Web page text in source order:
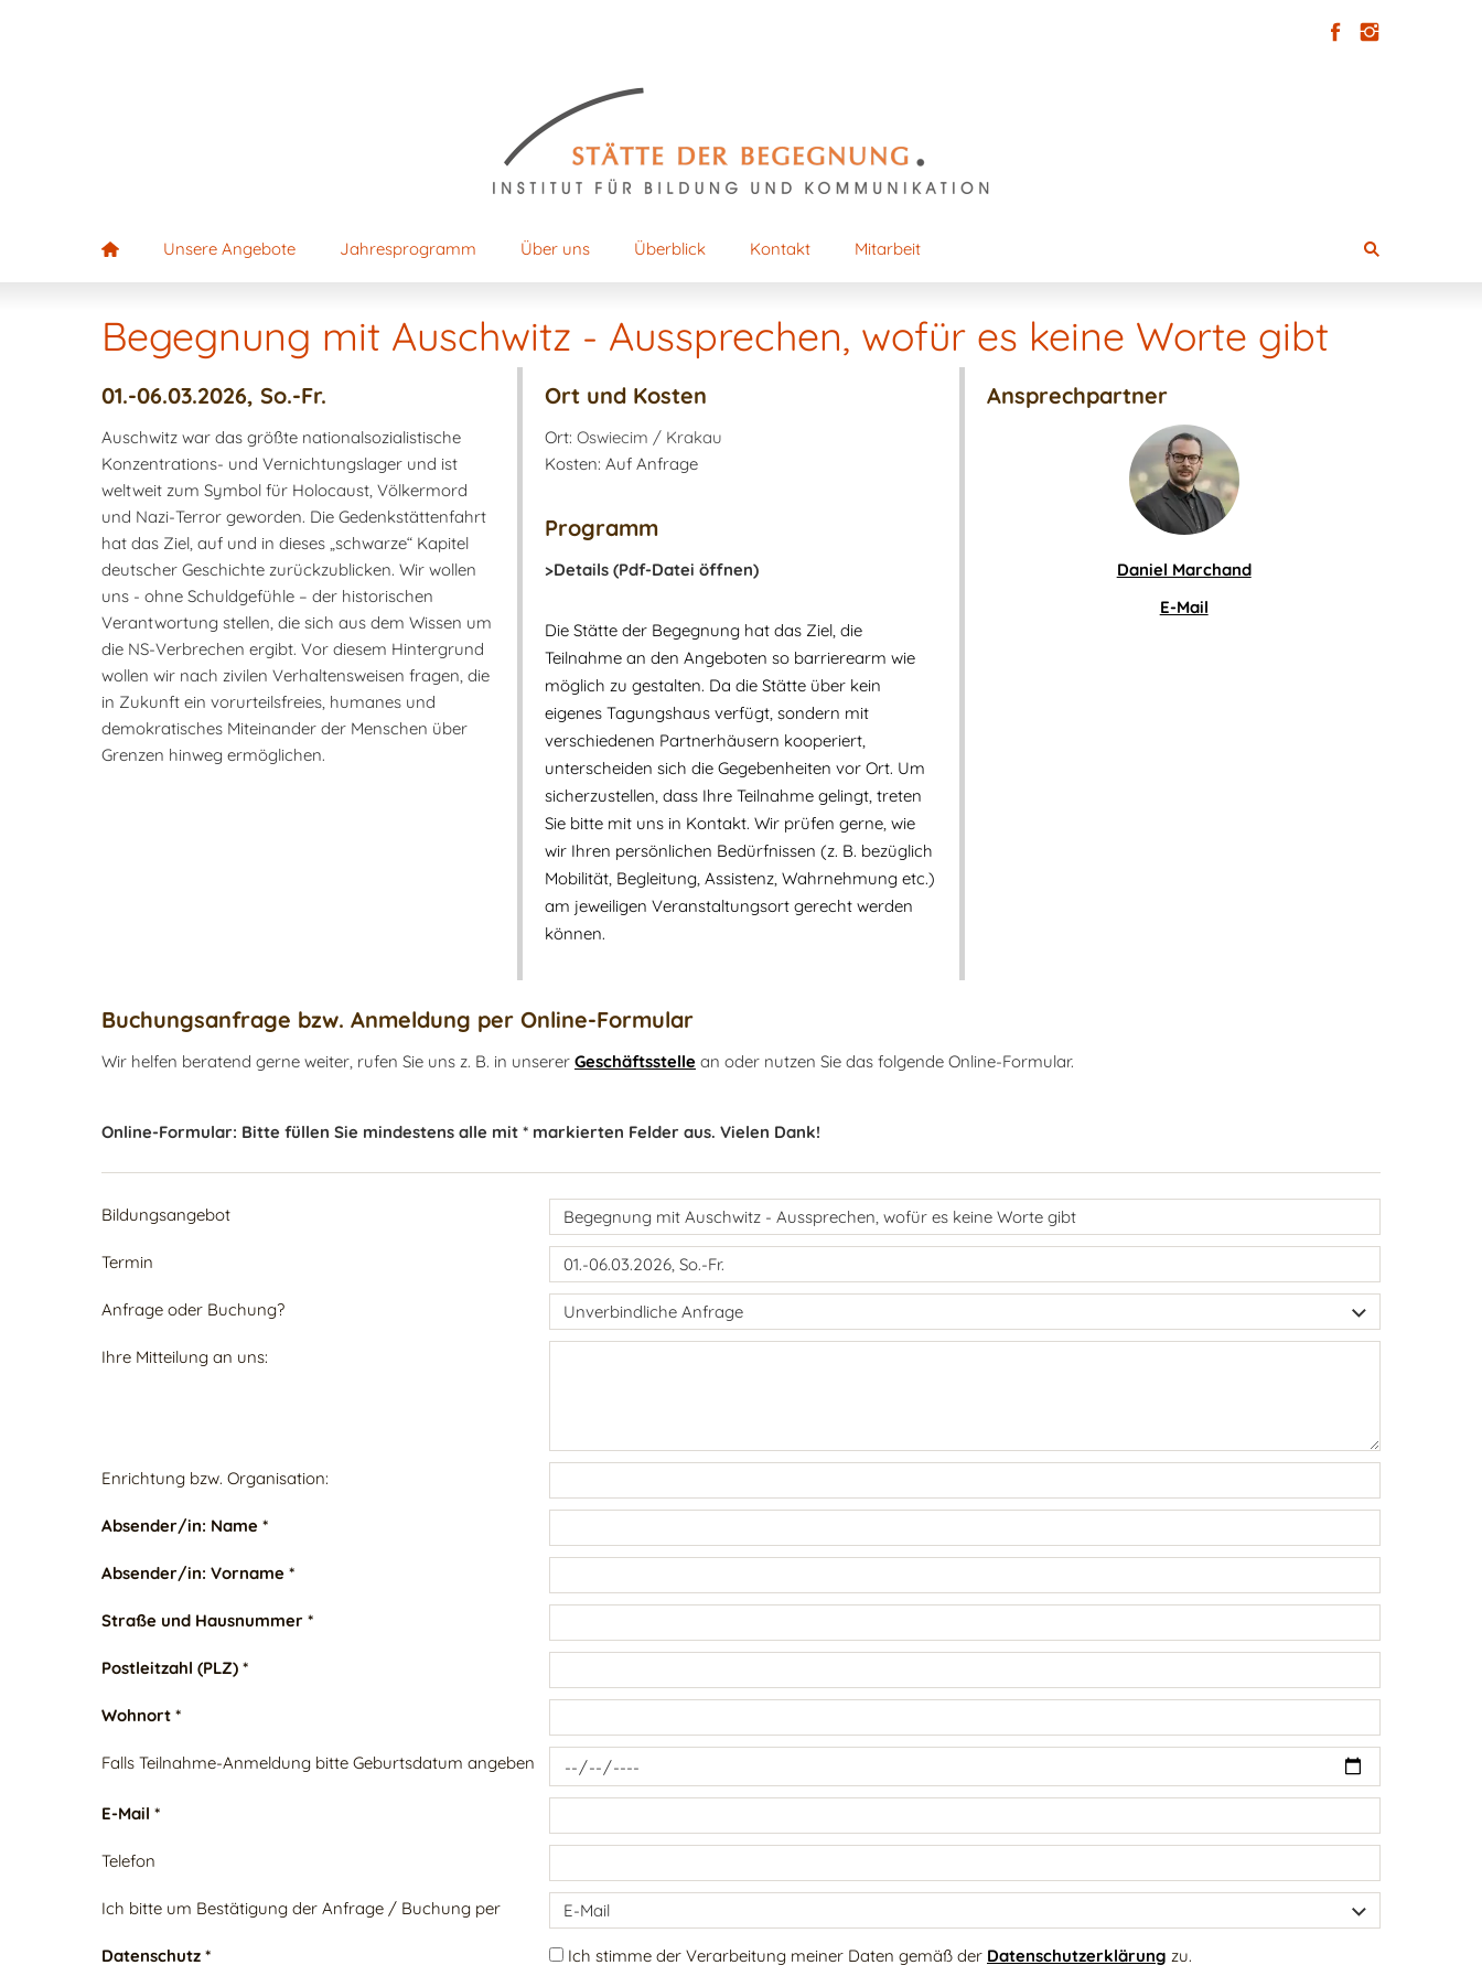
Unsere Angebote Jahresprogramm Über uns Überblick Kontakt Mitarbeit
Begegnung mit Auschwitz - Aussprechen, wofür es keine Worte gibt
01.-06.03.2026, So.-Fr.
Auschwitz war das größte nationalsozialistische
Konzentrations- und Vernichtungslager und ist
weltweit zum Symbol für Holocaust, Völkermord
und Nazi-Terror geworden. Die Gedenkstättenfahrt
hat das Ziel, auf und in dieses „schwarze“ Kapitel
deutscher Geschichte zurückzublicken. Wir wollen
uns - ohne Schuldgefühle – der historischen
Verantwortung stellen, die sich aus dem Wissen um
die NS-Verbrechen ergibt. Vor diesem Hintergrund
wollen wir nach zivilen Verhaltensweisen fragen, die
in Zukunft ein vorurteilsfreies, humanes und
demokratisches Miteinander der Menschen über
Grenzen hinweg ermöglichen.
Ort und Kosten
Ort: Oswiecim / Krakau
Kosten: Auf Anfrage
Programm
>Details (Pdf-Datei öffnen)
Die Stätte der Begegnung hat das Ziel, die
Teilnahme an den Angeboten so barrierearm wie
möglich zu gestalten. Da die Stätte über kein
eigenes Tagungshaus verfügt, sondern mit
verschiedenen Partnerhäusern kooperiert,
unterscheiden sich die Gegebenheiten vor Ort. Um
sicherzustellen, dass Ihre Teilnahme gelingt, treten
Sie bitte mit uns in Kontakt. Wir prüfen gerne, wie
wir Ihren persönlichen Bedürfnissen (z. B. bezüglich
Mobilität, Begleitung, Assistenz, Wahrnehmung etc.)
am jeweiligen Veranstaltungsort gerecht werden
können.
Ansprechpartner
Daniel Marchand
E-Mail
Buchungsanfrage bzw. Anmeldung per Online-Formular
Wir helfen beratend gerne weiter, rufen Sie uns z. B. in unserer Geschäftsstelle an oder nutzen Sie das folgende Online-Formular.
Online-Formular: Bitte füllen Sie mindestens alle mit * markierten Felder aus. Vielen Dank!
Bildungsangebot
Termin
Anfrage oder Buchung?
Ihre Mitteilung an uns:
Enrichtung bzw. Organisation:
Absender/in: Name *
Absender/in: Vorname *
Straße und Hausnummer *
Postleitzahl (PLZ) *
Wohnort *
Falls Teilnahme-Anmeldung bitte Geburtsdatum angeben
E-Mail *
Telefon
Ich bitte um Bestätigung der Anfrage / Buchung per
Datenschutz * Ich stimme der Verarbeitung meiner Daten gemäß der Datenschutzerklärung zu.